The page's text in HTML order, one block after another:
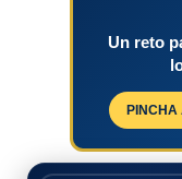
Un reto
PINCHA